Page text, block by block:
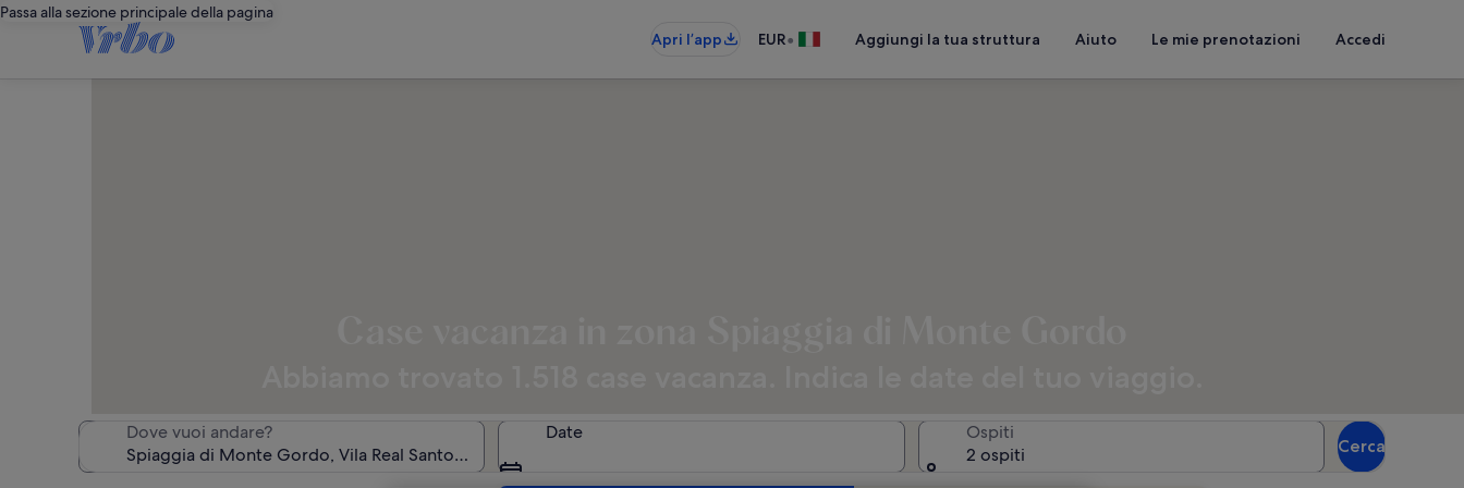
Passa alla sezione principale della pagina
Apri l’app
EUR• Aggiungi la tua struttura Aiuto Le mie prenotazioni Accedi
Dove vuoi andare? Date
Ospiti
2 ospiti
Cerca